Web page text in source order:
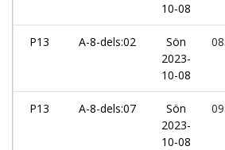
10-08
P13 A-8-dels:02
Sön
2023-
10-08
P13 A-8-dels:07
Sön
2023-
10-08